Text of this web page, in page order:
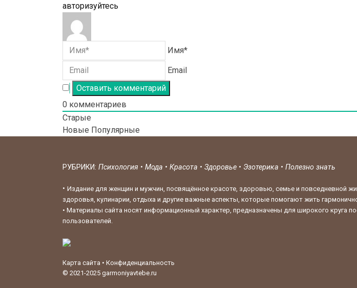
авторизуйтесь
Имя*
Email
0 комментариев
Старые
Новые Популярные
РУБРИКИ: Психология • Мода • Красота • Здоровье • Эзотерика • Полезно знать
• Издание для женщин и мужчин, посвящённое красоте, здоровью, семье и повседневной
здоровья, кулинарии, отдыха и другие важные аспекты, которые помогают жить
• Материалы сайта носят информационный характер, предназначены для широкого круга
пользователей.
Карта сайта • Конфиденциальность
© 2021-2025 garmoniyavtebe.ru